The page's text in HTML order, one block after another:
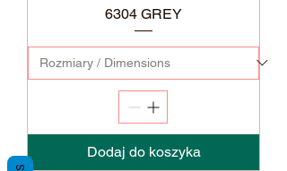
6304 GREY
Dodaj do koszyka